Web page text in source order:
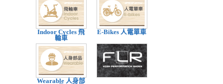
Indoor Cycles 飛
輪車
E-Bikes 人電單車
Wearable 人身部